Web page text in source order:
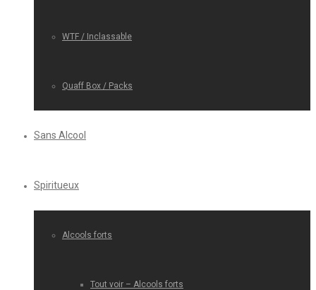
WTF / Inclassable
Quaff Box / Packs
Sans Alcool
Spiritueux
Alcools forts
Tout voir – Alcools forts